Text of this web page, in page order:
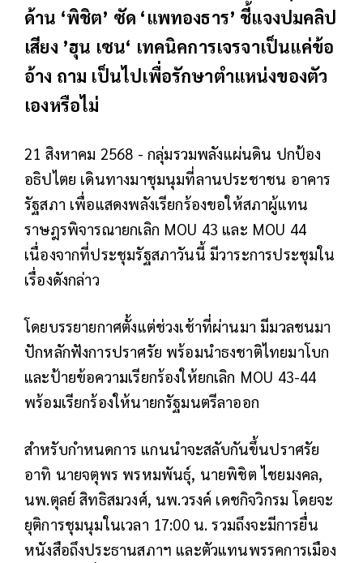
ด้าน ‘พิชิต’ ซัด ‘แพทองธาร’ ชี้แจงปมคลิป
เสียง ’ฮุน เซน‘ เทคนิคการเจรจาเป็นแค่ข้อ
อ้าง ถาม เป็นไปเพื่อรักษาตำแหน่งของตัว
เองหรือไม่
21 สิงหาคม 2568 - กลุ่มรวมพลังแผ่นดิน ปกป้อง
อธิปไตย เดินทางมาชุมนุมที่ลานประชาชน อาคาร
รัฐสภา เพื่อแสดงพลังเรียกร้องขอให้สภาผู้แทน
ราษฎรพิจารณายกเลิก MOU 43 และ MOU 44
เนื่องจากที่ประชุมรัฐสภาวันนี้ มีวาระการประชุมใน
เรื่องดังกล่าว
โดยบรรยายกาศตั้งแต่ช่วงเช้าที่ผ่านมา มีมวลชนมา
ปักหลักฟังการปราศรัย พร้อมนำธงชาติไทยมาโบก
และป้ายข้อความเรียกร้องให้ยกเลิก MOU 43-44
พร้อมเรียกร้องให้นายกรัฐมนตรีลาออก
สำหรับกำหนดการ แกนนำจะสลับกันขึ้นปราศรัย
อาทิ นายจตุพร พรหมพันธุ์, นายพิชิต ไชยมงคล,
นพ.ตุลย์ สิทธิสมวงศ์, นพ.วรงค์ เดชกิจวิกรม โดยจะ
ยุติการชุมนุมในเวลา 17:00 น. รวมถึงจะมีการยื่น
หนังสือถึงประธานสภาฯ และตัวแทนพรรคการเมือง